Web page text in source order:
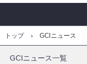
トップ › GCIニュース
GCIニュース一覧